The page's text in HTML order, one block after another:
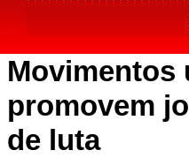
Movimentos
promovem
de luta